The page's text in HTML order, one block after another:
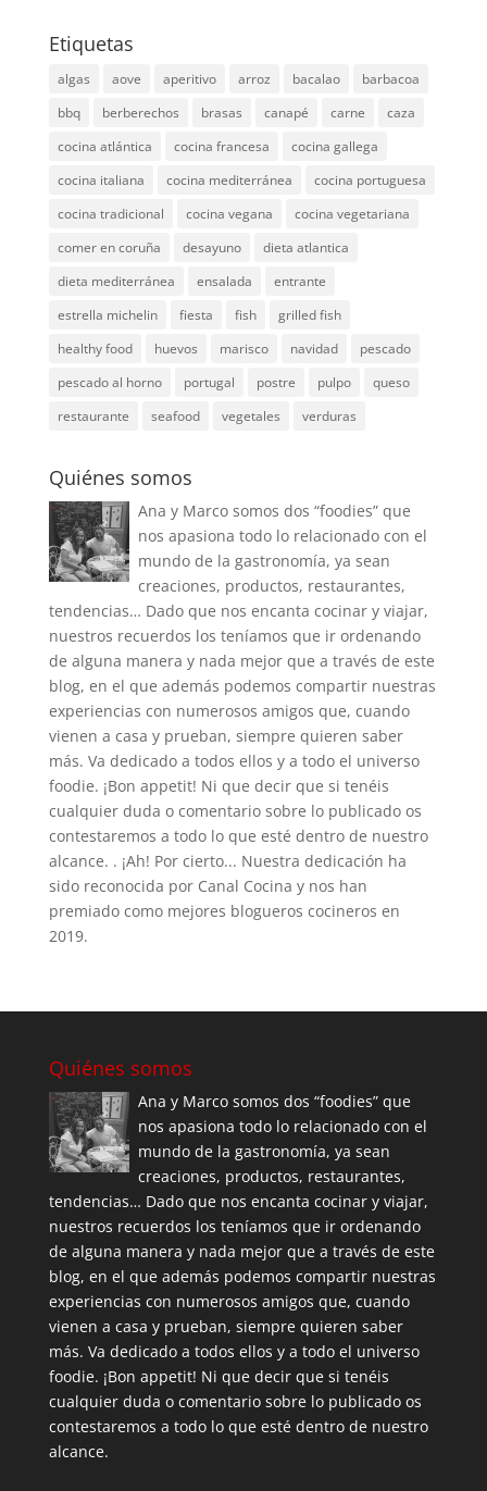
Etiquetas
algas aove aperitivo arroz bacalao
barbacoa
bbq
berberechos brasas canapé carne
caza
cocina atlántica
cocina francesa
cocina gallega
cocina italiana
cocina mediterránea
cocina portuguesa
cocina tradicional
cocina vegana
cocina vegetariana
comer en coruña
desayuno
dieta atlantica
dieta mediterránea
ensalada
entrante
estrella michelin
fiesta fish
grilled fish
healthy food
huevos marisco navidad
pescado
pescado al horno
portugal postre pulpo
queso
restaurante
seafood vegetales verduras
Quiénes somos
Ana y Marco somos dos “foodies” que
nos apasiona todo lo relacionado con el
mundo de la gastronomía, ya sean
creaciones, productos, restaurantes,
tendencias… Dado que nos encanta cocinar y viajar,
nuestros recuerdos los teníamos que ir ordenando
de alguna manera y nada mejor que a través de este
blog, en el que además podemos compartir nuestras
experiencias con numerosos amigos que, cuando
vienen a casa y prueban, siempre quieren saber
más. Va dedicado a todos ellos y a todo el universo
foodie. ¡Bon appetit! Ni que decir que si tenéis
cualquier duda o comentario sobre lo publicado os
contestaremos a todo lo que esté dentro de nuestro
alcance. . ¡Ah! Por cierto... Nuestra dedicación ha
sido reconocida por Canal Cocina y nos han
premiado como mejores blogueros cocineros en
2019.
Quiénes somos
Ana y Marco somos dos “foodies” que
nos apasiona todo lo relacionado con el
mundo de la gastronomía, ya sean
creaciones, productos, restaurantes,
tendencias… Dado que nos encanta cocinar y viajar,
nuestros recuerdos los teníamos que ir ordenando
de alguna manera y nada mejor que a través de este
blog, en el que además podemos compartir nuestras
experiencias con numerosos amigos que, cuando
vienen a casa y prueban, siempre quieren saber
más. Va dedicado a todos ellos y a todo el universo
foodie. ¡Bon appetit! Ni que decir que si tenéis
cualquier duda o comentario sobre lo publicado os
contestaremos a todo lo que esté dentro de nuestro
alcance.